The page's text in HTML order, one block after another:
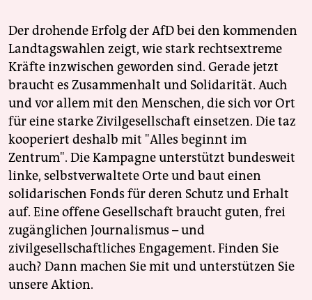
Der drohende Erfolg der AfD bei den kommenden
Landtagswahlen zeigt, wie stark rechtsextreme
Kräfte inzwischen geworden sind. Gerade jetzt
braucht es Zusammenhalt und Solidarität. Auch
und vor allem mit den Menschen, die sich vor Ort
für eine starke Zivilgesellschaft einsetzen. Die taz
kooperiert deshalb mit "Alles beginnt im
Zentrum". Die Kampagne unterstützt bundesweit
linke, selbstverwaltete Orte und baut einen
solidarischen Fonds für deren Schutz und Erhalt
auf. Eine offene Gesellschaft braucht guten, frei
zugänglichen Journalismus – und
zivilgesellschaftliches Engagement. Finden Sie
auch? Dann machen Sie mit und unterstützen Sie
unsere Aktion.